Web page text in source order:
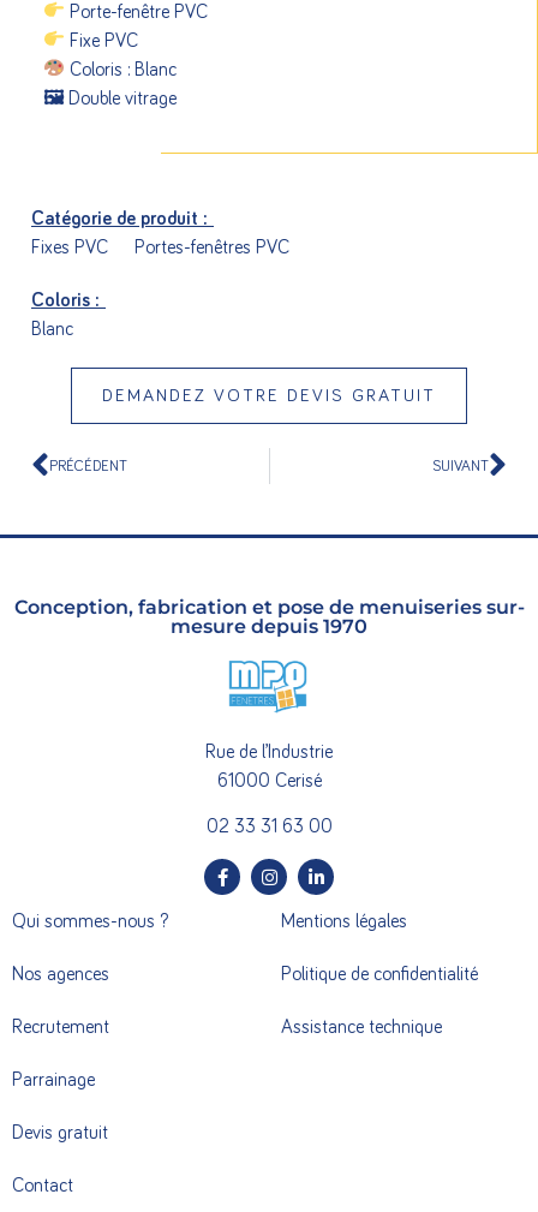
Porte-fenêtre PVC
Fixe PVC
Coloris : Blanc
🖼 Double vitrage
Catégorie de produit :
Fixes PVC
Portes-fenêtres PVC
Coloris :
Blanc
DEMANDEZ VOTRE DEVIS GRATUIT
PRÉCÉDENT SUIVANT
Conception, fabrication et pose de menuiseries sur-
mesure depuis 1970
Rue de l’Industrie
61000 Cerisé
02 33 31 63 00
Qui sommes-nous ?
Nos agences
Recrutement
Parrainage
Devis gratuit
Contact
Mentions légales
Politique de confidentialité
Assistance technique